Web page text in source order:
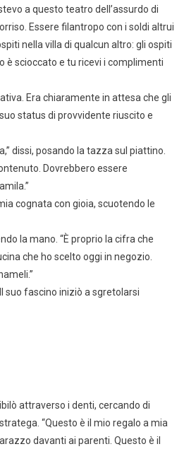
a questo teatro dell’assurdo di
Essere filantropo con i soldi altrui
nella villa di qualcun altro: gli ospiti
è scioccato e tu ricevi i complimenti
Era chiaramente in attesa che gli
status di provvidente riuscito e
dissi, posando la tazza sul piattino.
Dovrebbero essere
cognata con gioia, scuotendo le
la mano. “È proprio la cifra che
che ho scelto oggi in negozio.
suo fascino iniziò a sgretolarsi
attraverso i denti, cercando di
“Questo è il mio regalo a mia
davanti ai parenti. Questo è il